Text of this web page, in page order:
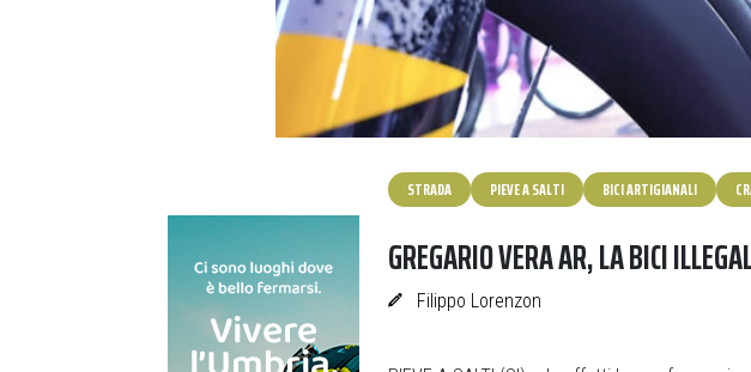
STRADA PIEVE A SALTI BICI ARTIGIANALI
GREGARIO VERA AR, LA BICI
Filippo Lorenzon